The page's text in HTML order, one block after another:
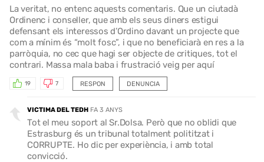
La veritat, no entenc aquests comentaris. Que un ciutadà
Ordinenc i conseller, que amb els seus diners estigui
defensant els interessos d’Ordino davant un projecte que
com a mínim és “molt fosc”, i que no beneficiarà en res a la
parròquia, no cec que hagi ser objecte de critiques, tot el
contrari. Massa mala baba i frustració veig per aquí
RESPON
19 7 DENUNCIA
VICTIMA DEL TEDH FA 3 ANYS
Tot el meu soport al Sr.Dolsa. Però que no oblidi que
Estrasburg és un tribunal totalment polititzat i
CORRUPTE. Ho dic per experiència, i amb total
convicció.